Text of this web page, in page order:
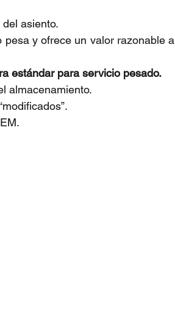
asiento.
y ofrece un valor razonable a
estándar para servicio pesado.
almacenamiento.